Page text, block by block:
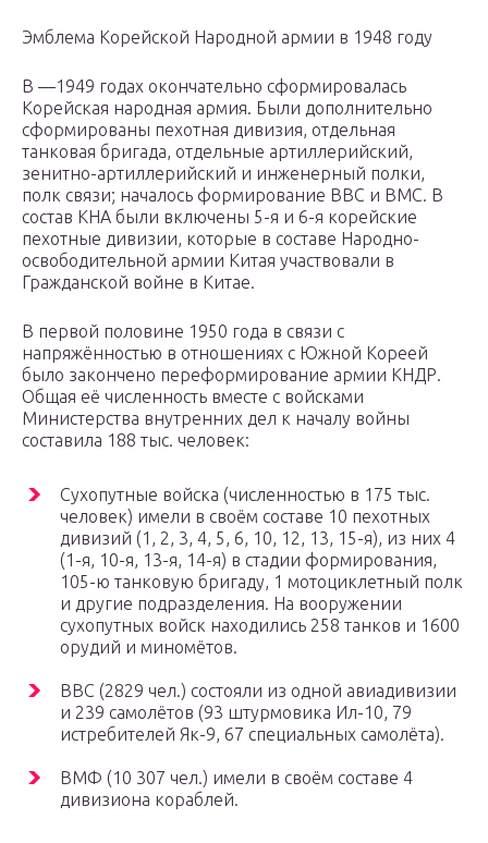
Эмблема Корейской Народной армии в 1948 году
В —1949 годах окончательно сформировалась
Корейская народная армия. Были дополнительно
сформированы пехотная дивизия, отдельная
танковая бригада, отдельные артиллерийский,
зенитно-артиллерийский и инженерный полки,
полк связи; началось формирование ВВС и ВМС. В
состав КНА были включены 5-я и 6-я корейские
пехотные дивизии, которые в составе Народно-
освободительной армии Китая участвовали в
Гражданской войне в Китае.
В первой половине 1950 года в связи с
напряжённостью в отношениях с Южной Кореей
было закончено переформирование армии КНДР.
Общая её численность вместе с войсками
Министерства внутренних дел к началу войны
составила 188 тыс. человек:
Сухопутные войска (численностью в 175 тыс.
человек) имели в своём составе 10 пехотных
дивизий (1, 2, 3, 4, 5, 6, 10, 12, 13, 15-я), из них 4
(1-я, 10-я, 13-я, 14-я) в стадии формирования,
105-ю танковую бригаду, 1 мотоциклетный полк
и другие подразделения. На вооружении
сухопутных войск находились 258 танков и 1600
орудий и миномётов.
ВВС (2829 чел.) состояли из одной авиадивизии
и 239 самолётов (93 штурмовика Ил-10, 79
истребителей Як-9, 67 специальных самолёта).
ВМФ (10 307 чел.) имели в своём составе 4
дивизиона кораблей.